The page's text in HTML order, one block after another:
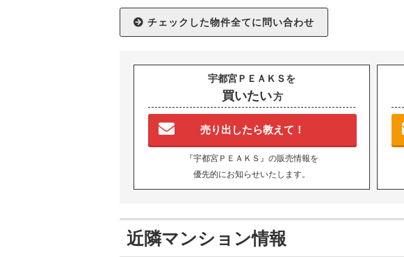
宇都宮ＰＥＡＫＳを
買いたい方
売り出したら教えて！
『宇都宮ＰＥＡＫＳ』の販売情報を
優先的にお知らせいたします。
近隣マンション情報